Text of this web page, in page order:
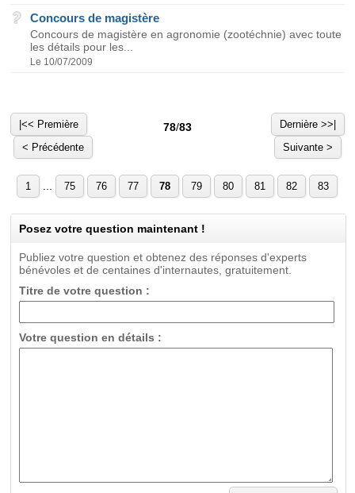
Concours de magistère
Concours de magistère en agronomie (zootéchnie) avec toute
les détails pour les...
Le 10/07/2009
|<< Première
< Précédente
78/83
Dernière >>|
Suivante >
1 75 76 77 78 79 80 81 82 83
Posez votre question maintenant !
Publiez votre question et obtenez des réponses d'experts
bénévoles et de centaines d'internautes, gratuitement.
Titre de votre question :
Votre question en détails :